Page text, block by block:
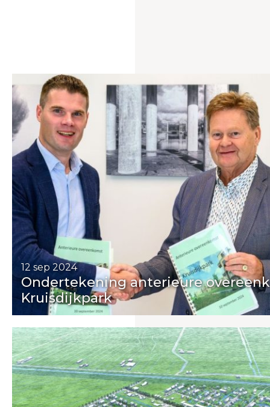
12 sep 2024
Ondertekening anterieure
Kruisdijkpark